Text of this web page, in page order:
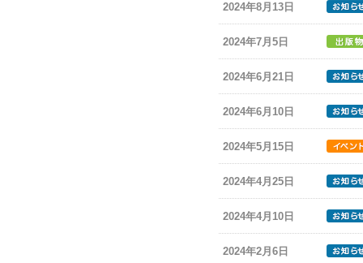
2024年8月13日
2024年7月5日
2024年6月21日
2024年6月10日
2024年5月15日
2024年4月25日
2024年4月10日
2024年2月6日